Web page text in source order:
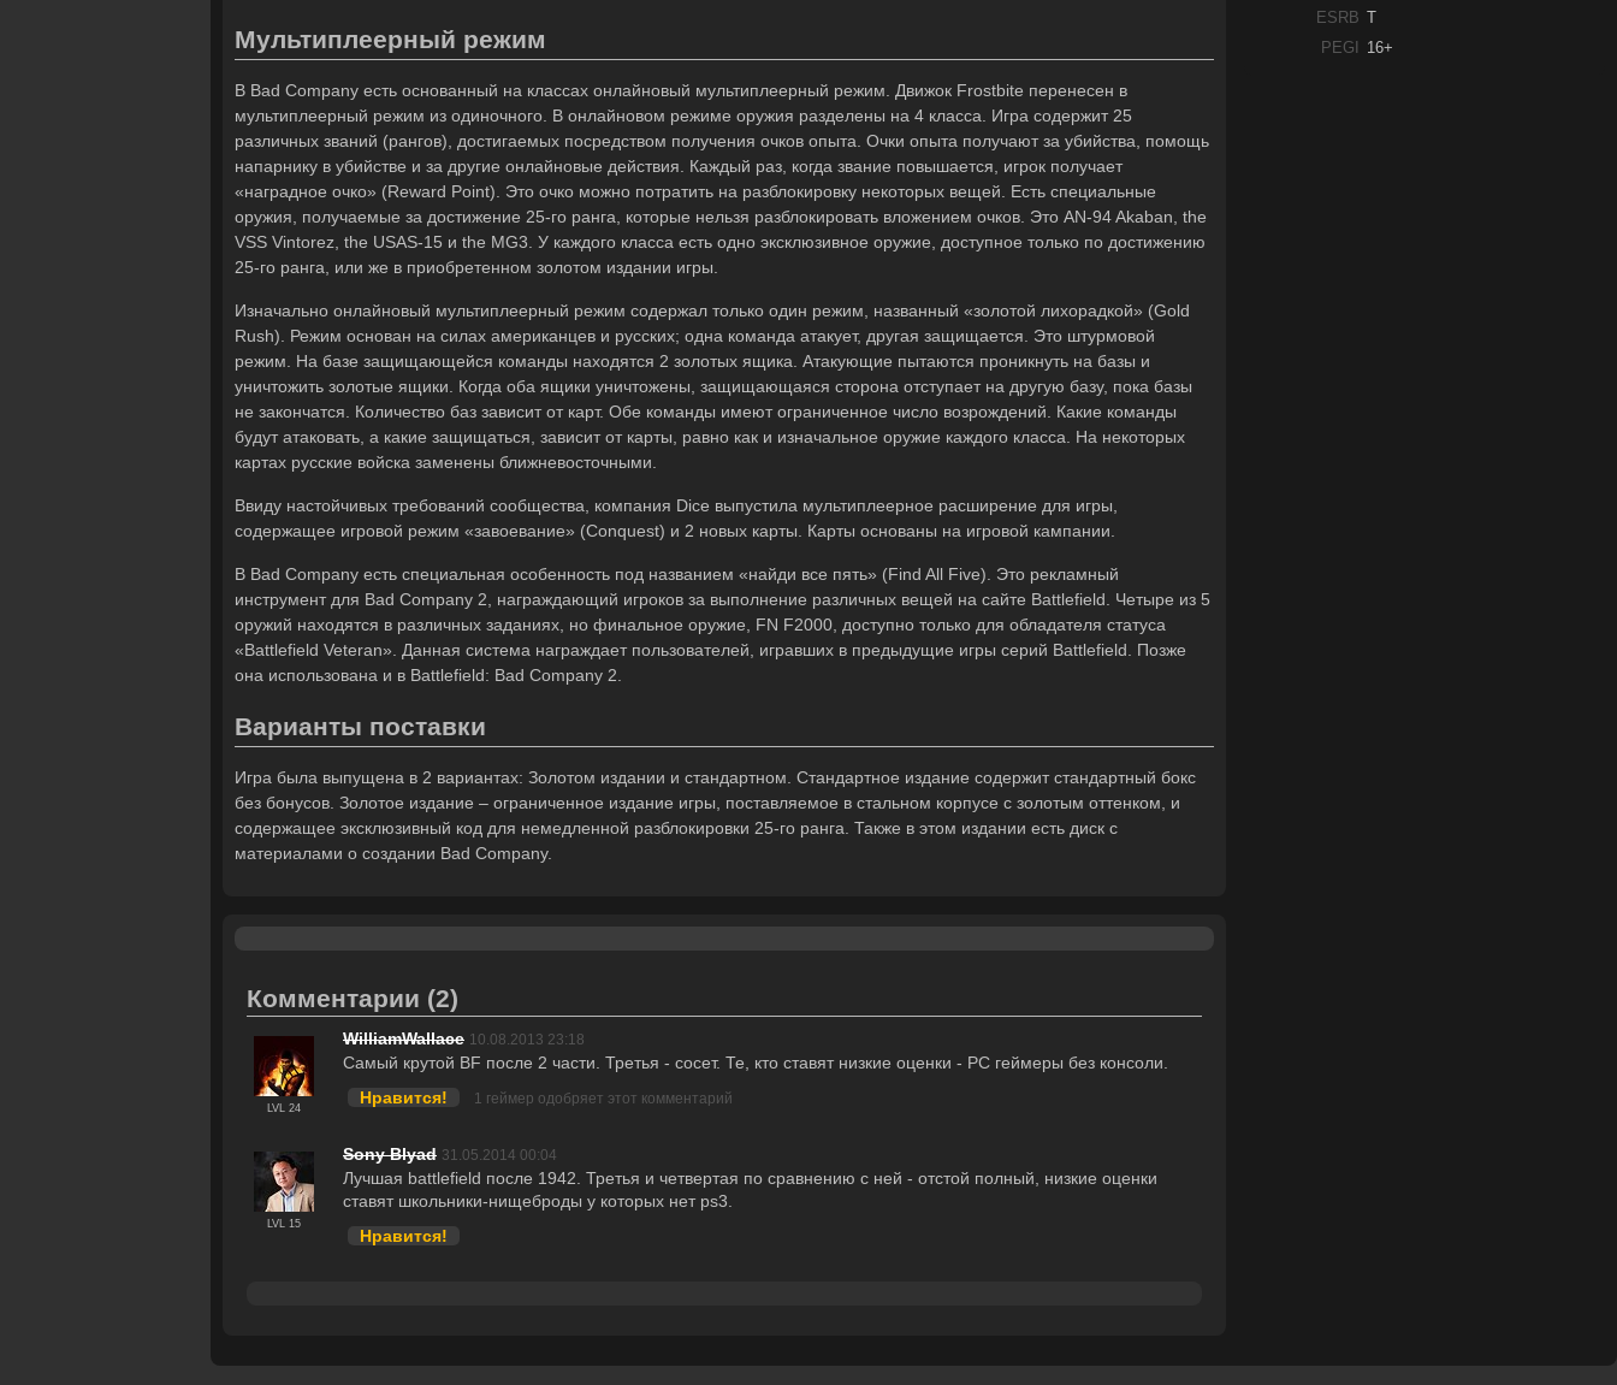
Мультиплеерный режим
В Bad Company есть основанный на классах онлайновый мультиплеерный режим. Движок Frostbite перенесен в
мультиплеерный режим из одиночного. В онлайновом режиме оружия разделены на 4 класса. Игра содержит 25
различных званий (рангов), достигаемых посредством получения очков опыта. Очки опыта получают за убийства, помощь
напарнику в убийстве и за другие онлайновые действия. Каждый раз, когда звание повышается, игрок получает
«наградное очко» (Reward Point). Это очко можно потратить на разблокировку некоторых вещей. Есть специальные
оружия, получаемые за достижение 25-го ранга, которые нельзя разблокировать вложением очков. Это AN-94 Akaban, the
VSS Vintorez, the USAS-15 и the MG3. У каждого класса есть одно эксклюзивное оружие, доступное только по достижению
25-го ранга, или же в приобретенном золотом издании игры.
Изначально онлайновый мультиплеерный режим содержал только один режим, названный «золотой лихорадкой» (Gold
Rush). Режим основан на силах американцев и русских; одна команда атакует, другая защищается. Это штурмовой
режим. На базе защищающейся команды находятся 2 золотых ящика. Атакующие пытаются проникнуть на базы и
уничтожить золотые ящики. Когда оба ящики уничтожены, защищающаяся сторона отступает на другую базу, пока базы
не закончатся. Количество баз зависит от карт. Обе команды имеют ограниченное число возрождений. Какие команды
будут атаковать, а какие защищаться, зависит от карты, равно как и изначальное оружие каждого класса. На некоторых
картах русские войска заменены ближневосточными.
Ввиду настойчивых требований сообщества, компания Dice выпустила мультиплеерное расширение для игры,
содержащее игровой режим «завоевание» (Conquest) и 2 новых карты. Карты основаны на игровой кампании.
В Bad Company есть специальная особенность под названием «найди все пять» (Find All Five). Это рекламный
инструмент для Bad Company 2, награждающий игроков за выполнение различных вещей на сайте Battlefield. Четыре из 5
оружий находятся в различных заданиях, но финальное оружие, FN F2000, доступно только для обладателя статуса
«Battlefield Veteran». Данная система награждает пользователей, игравших в предыдущие игры серий Battlefield. Позже
она использована и в Battlefield: Bad Company 2.
Варианты поставки
Игра была выпущена в 2 вариантах: Золотом издании и стандартном. Стандартное издание содержит стандартный бокс
без бонусов. Золотое издание – ограниченное издание игры, поставляемое в стальном корпусе с золотым оттенком, и
содержащее эксклюзивный код для немедленной разблокировки 25-го ранга. Также в этом издании есть диск с
материалами о создании Bad Company.
Комментарии (2)
LVL 24
WilliamWallace 10.08.2013 23:18
Самый крутой BF после 2 части. Третья - сосет. Те, кто ставят низкие оценки - PC геймеры без консоли.
Нравится!
1 геймер одобряет этот комментарий
LVL 15
Sony Blyad 31.05.2014 00:04
Лучшая battlefield после 1942. Третья и четвертая по сравнению с ней - отстой полный, низкие оценки
ставят школьники-нищеброды у которых нет ps3.
Нравится!
ESRB
PEGI
16+